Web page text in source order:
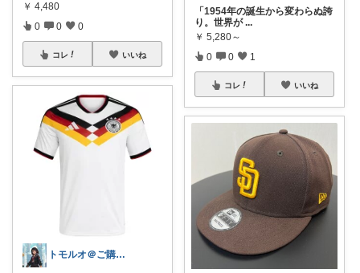
￥ 4,480
0 0 0
コレ いいね
トモルオ＠ご購入感謝！！
「1954年の誕生から変わらぬ誇
り。世界が ...
￥ 5,280～
0 0 1
コレ いいね